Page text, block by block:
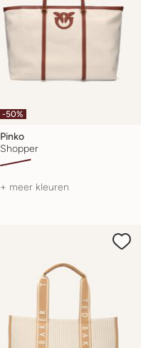
-50%
Pinko
Shopper
+ meer kleuren